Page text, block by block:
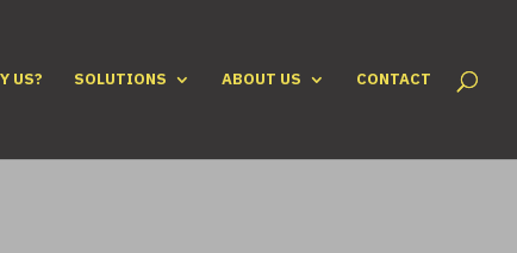
US? SOLUTIONS ABOUT US CONTACT